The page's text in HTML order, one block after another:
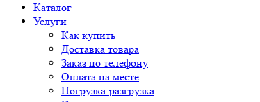
Каталог
Услуги
Как купить
Доставка товара
Заказ по телефону
Оплата на месте
Погрузка-разгрузка